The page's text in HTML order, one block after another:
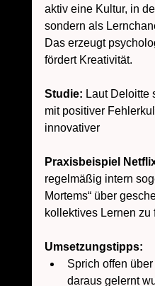
aktiv eine Kultur, in
sondern als
Das erzeugt
fördert Kreativität.
Studie: Laut Deloitte
mit positiver
innovativer
Praxisbeispiel
regelmäßig intern
Mortems“ über
kollektives Lernen zu
Umsetzungstipps:
Sprich offen
daraus gelernt